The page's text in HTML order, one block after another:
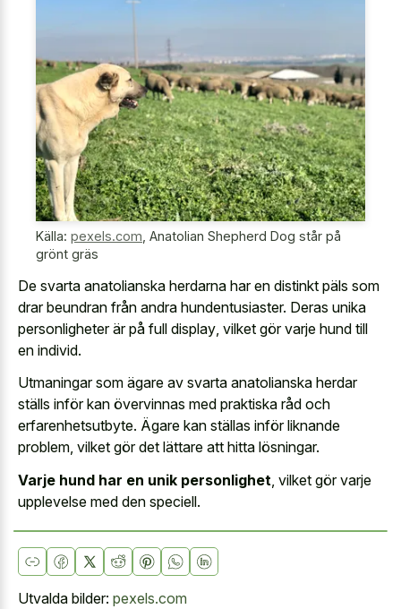
Källa: pexels.com Anatolian Shepherd Dog står på
grönt gräs
De svarta anatolianska herdarna har en distinkt päls som
drar beundran från andra hundentusiaster. Deras unika
personligheter är på full display , vilket gör varje hund till
en individ.
Utmaningar som ägare av svarta anatolianska herdar
ställs inför kan övervinnas med praktiska råd och
erfarenhetsutbyte. Ägare kan ställas inför liknande
problem, vilket gör det lättare att hitta lösningar.
Varje hund har en unik personlighet , vilket gör varje
upplevelse med den speciell.
Utvalda bilder: pexels.com